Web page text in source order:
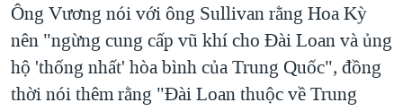
Ông Vương nói với ông Sullivan rằng Hoa Kỳ
nên "ngừng cung cấp vũ khí cho Đài Loan và ủng
hộ 'thống nhất' hòa bình của Trung Quốc", đồng
thời nói thêm rằng "Đài Loan thuộc về Trung